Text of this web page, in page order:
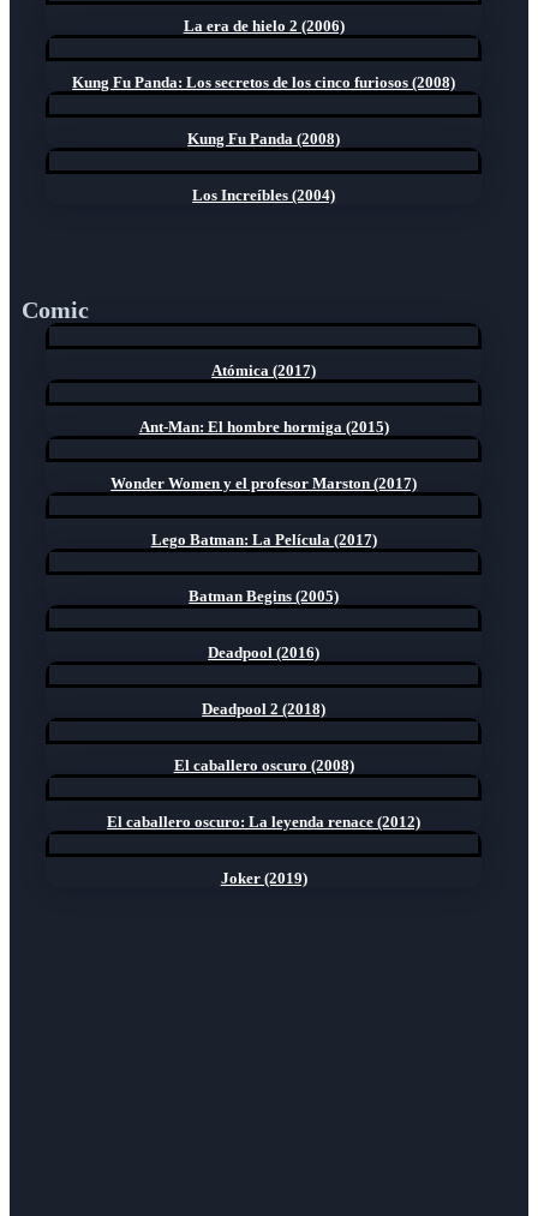
La era de hielo 2 (2006)
Kung Fu Panda: Los secretos de los cinco furiosos (2008)
Kung Fu Panda (2008)
Los Increíbles (2004)
Comic
Atómica (2017)
Ant-Man: El hombre hormiga (2015)
Wonder Women y el profesor Marston (2017)
Lego Batman: La Película (2017)
Batman Begins (2005)
Deadpool (2016)
Deadpool 2 (2018)
El caballero oscuro (2008)
El caballero oscuro: La leyenda renace (2012)
Joker (2019)